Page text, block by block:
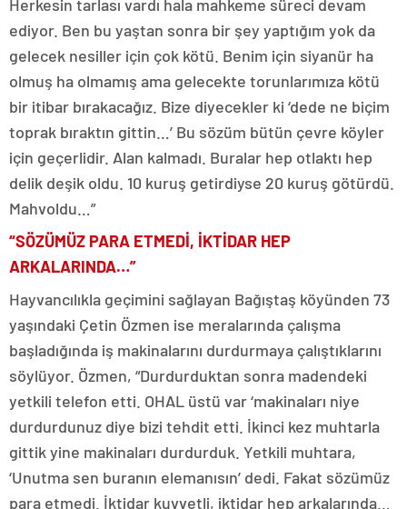
Herkesin tarlası vardı hala mahkeme süreci devam
ediyor. Ben bu yaştan sonra bir şey yaptığım yok da
gelecek nesiller için çok kötü. Benim için siyanür ha
olmuş ha olmamış ama gelecekte torunlarımıza kötü
bir itibar bırakacağız. Bize diyecekler ki ‘dede ne biçim
toprak bıraktın gittin…’ Bu sözüm bütün çevre köyler
için geçerlidir. Alan kalmadı. Buralar hep otlaktı hep
delik deşik oldu. 10 kuruş getirdiyse 20 kuruş götürdü.
Mahvoldu…”
“SÖZÜMÜZ PARA ETMEDİ, İKTİDAR HEP
ARKALARINDA…”
Hayvancılıkla geçimini sağlayan Bağıştaş köyünden 73
yaşındaki Çetin Özmen ise meralarında çalışma
başladığında iş makinalarını durdurmaya çalıştıklarını
söylüyor. Özmen, “Durdurduktan sonra madendeki
yetkili telefon etti. OHAL üstü var ‘makinaları niye
durdurdunuz diye bizi tehdit etti. İkinci kez muhtarla
gittik yine makinaları durdurduk. Yetkili muhtara,
‘Unutma sen buranın elemanısın’ dedi. Fakat sözümüz
para etmedi. İktidar kuvvetli, iktidar hep arkalarında…